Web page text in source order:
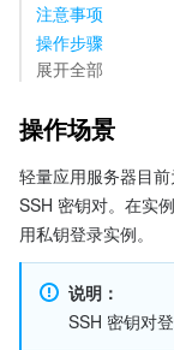
注意事项
操作步骤
展开全部
操作场景
轻量应用服务器目
SSH 密钥对。在实
用私钥登录实例。
说明：
SSH 密钥对